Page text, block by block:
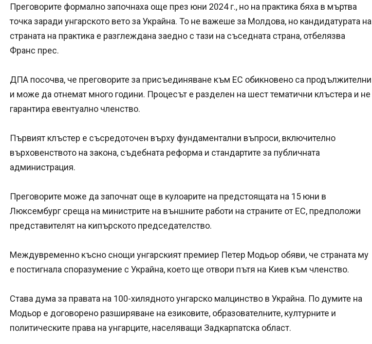
Преговорите формално започнаха още през юни 2024 г., но на практика бяха в мъртва
точка заради унгарското вето за Украйна. То не важеше за Молдова, но кандидатурата на
страната на практика е разглеждана заедно с тази на съседната страна, отбелязва
Франс прес.
ДПА посочва, че преговорите за присъединяване към ЕС обикновено са продължителни
и може да отнемат много години. Процесът е разделен на шест тематични клъстера и не
гарантира евентуално членство.
Първият клъстер е съсредоточен върху фундаментални въпроси, включително
върховенството на закона, съдебната реформа и стандартите за публичната
администрация.
Преговорите може да започнат още в кулоарите на предстоящата на 15 юни в
Люксембург среща на министрите на външните работи на страните от ЕС, предположи
представителят на кипърското председателство.
Междувременно късно снощи унгарският премиер Петер Модьор обяви, че страната му
е постигнала споразумение с Украйна, което ще отвори пътя на Киев към членство.
Става дума за правата на 100-хилядното унгарско малцинство в Украйна. По думите на
Модьор е договорено разширяване на езиковите, образователните, културните и
политическите права на унгарците, населяващи Задкарпатска област.